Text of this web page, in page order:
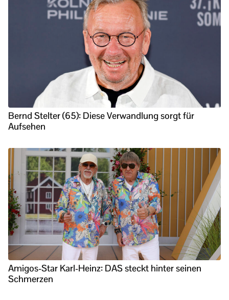
Bernd Stelter (65): Diese Verwandlung sorgt für
Aufsehen
Amigos-Star Karl-Heinz: DAS steckt hinter seinen
Schmerzen